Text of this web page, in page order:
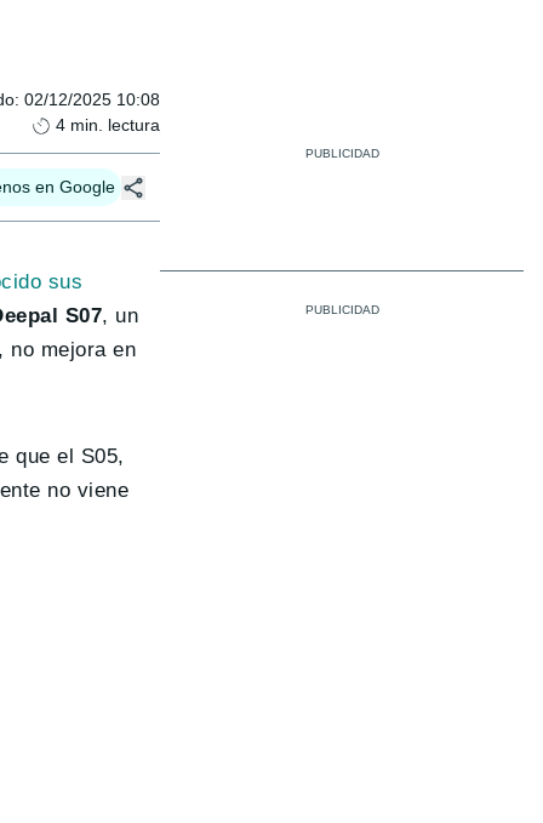
: 02/12/2025 10:08
4 min. lectura
en Google
sus
S07, un
no mejora en
que el S05,
no viene